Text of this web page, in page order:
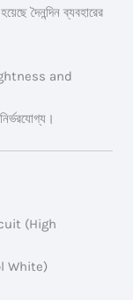
দৈনন্দিন ব্যবহারের
and
(High
White)